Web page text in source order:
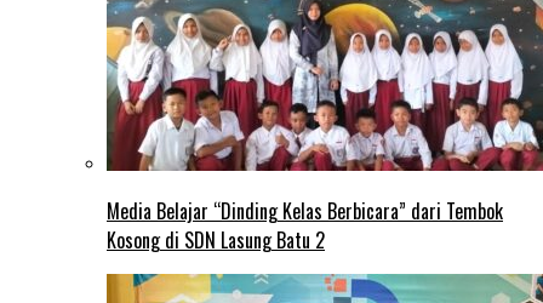
Media Belajar “Dinding Kelas Berbicara” dari Tembok
Kosong di SDN Lasung Batu 2